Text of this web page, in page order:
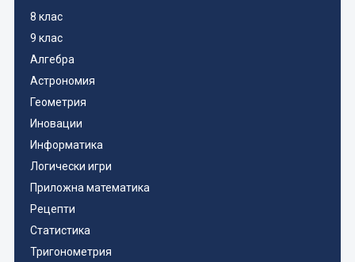
8 клас
9 клас
Алгебра
Астрономия
Геометрия
Иновации
Информатика
Логически игри
Приложна математика
Рецепти
Статистика
Тригонометрия